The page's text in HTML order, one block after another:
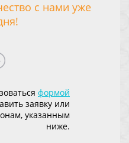
с нами уже
формой
заявку или
указанным
ниже.